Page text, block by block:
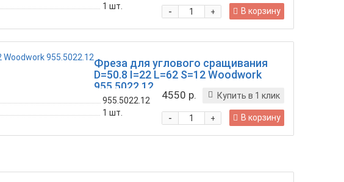
1 шт.
+
- В корзину
Фреза для углового сращивания
D=50.8 I=22 L=62 S=12 Woodwork
955.5022.12
955.5022.12
1 шт.
4550 р. Купить в 1 клик
+
- В корзину